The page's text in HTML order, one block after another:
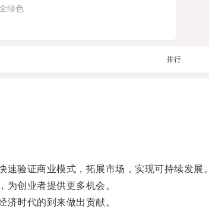
绿色
排行
验证商业模式，拓展市场，实现可持续发展。
创业者提供更多机会。
时代的到来做出贡献。